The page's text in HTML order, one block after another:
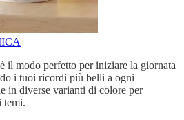
il modo perfetto per iniziare la giornata
i tuoi ricordi più belli a ogni
in diverse varianti di colore per
temi.